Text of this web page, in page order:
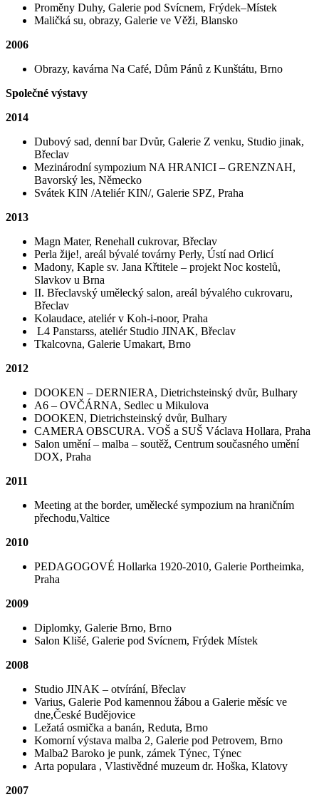
Proměny Duhy, Galerie pod Svícnem, Frýdek‒Místek
Maličká su, obrazy, Galerie ve Věži, Blansko
2006
Obrazy, kavárna Na Café, Dům Pánů z Kunštátu, Brno
Společné výstavy
2014
Dubový sad, denní bar Dvůr, Galerie Z venku, Studio jinak,
Břeclav
Mezinárodní sympozium NA HRANICI – GRENZNAH,
Bavorský les, Německo
Svátek KIN /Ateliér KIN/, Galerie SPZ, Praha
2013
Magn Mater, Renehall cukrovar, Břeclav
Perla žije!, areál bývalé továrny Perly, Ústí nad Orlicí
Madony, Kaple sv. Jana Křtitele – projekt Noc kostelů,
Slavkov u Brna
II. Břeclavský umělecký salon, areál bývalého cukrovaru,
Břeclav
Kolaudace, ateliér v Koh-i-noor, Praha
L4 Panstarss, ateliér Studio JINAK, Břeclav
Tkalcovna, Galerie Umakart, Brno
2012
DOOKEN – DERNIERA, Dietrichsteinský dvůr, Bulhary
A6 – OVČÁRNA, Sedlec u Mikulova
DOOKEN, Dietrichsteinský dvůr, Bulhary
CAMERA OBSCURA. VOŠ a SUŠ Václava Hollara, Praha
Salon umění – malba – soutěž, Centrum současného umění
DOX, Praha
2011
Meeting at the border, umělecké sympozium na hraničním
přechodu,Valtice
2010
PEDAGOGOVÉ Hollarka 1920-2010, Galerie Portheimka,
Praha
2009
Diplomky, Galerie Brno, Brno
Salon Klišé, Galerie pod Svícnem, Frýdek Místek
2008
Studio JINAK – otvírání, Břeclav
Varius, Galerie Pod kamennou žábou a Galerie měsíc ve
dne,České Budějovice
Ležatá osmička a banán, Reduta, Brno
Komorní výstava malba 2, Galerie pod Petrovem, Brno
Malba2 Baroko je punk, zámek Týnec, Týnec
Arta populara , Vlastivědné muzeum dr. Hoška, Klatovy
2007